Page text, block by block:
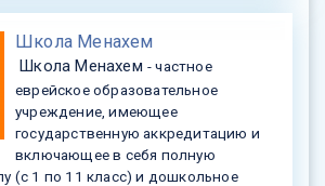
​Школа Менахем
Школа Менахем- частное
еврейское образовательное
учреждение, имеющее
государственную аккредитацию и
включающее в себя полную
(с 1 по 11 класс) и дошкольное